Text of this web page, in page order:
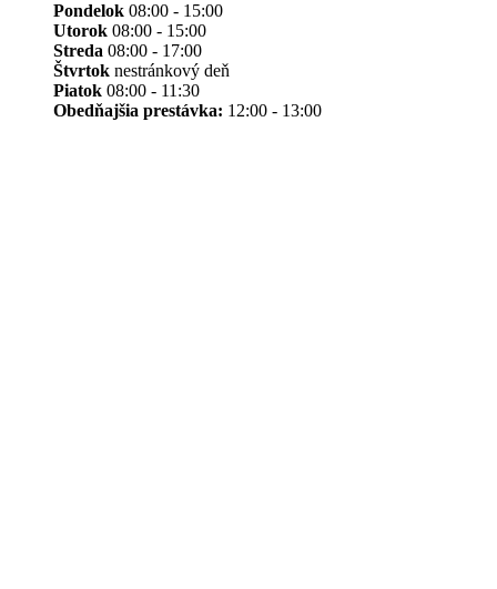
Pondelok 08:00 - 15:00
Utorok 08:00 - 15:00
Streda 08:00 - 17:00
Štvrtok nestránkový deň
Piatok 08:00 - 11:30
Obedňajšia prestávka: 12:00 - 13:00